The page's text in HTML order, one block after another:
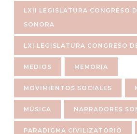
LXII LEGISLATURA CONGRESO
SONORA
LXI LEGISLATURA CONGRESO
MEDIOS MEMORIA
MOVIMIENTOS SOCIALES
MÚSICA NARRADORES
PARADIGMA CIVILIZATORIO